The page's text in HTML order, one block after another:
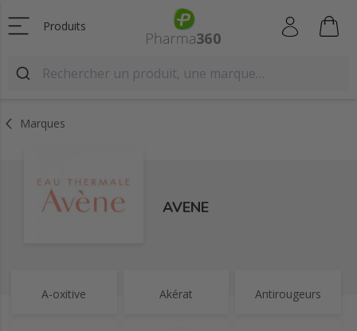
Produits
Marques
AVENE
A-oxitive Akérat Antirougeurs